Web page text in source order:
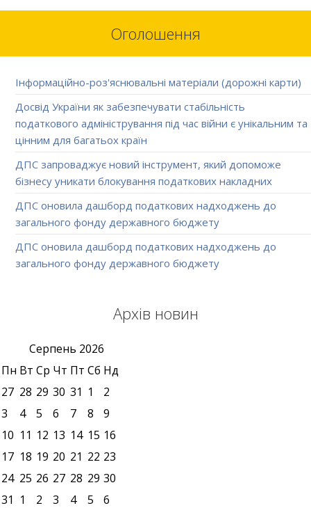
Оголошення
Інформаційно-роз'яснювальні матеріали (дорожні карти)
Досвід України як забезпечувати стабільність
податкового адміністрування під час війни є унікальним та
цінним для багатьох країн
ДПС запроваджує новий інструмент, який допоможе
бізнесу уникати блокування податкових накладних
ДПС оновила дашборд податкових надходжень до
загального фонду державного бюджету
ДПС оновила дашборд податкових надходжень до
загального фонду державного бюджету
Архів новин
Серпень 2026
Пн Вт Ср Чт Пт Сб Нд
27 28 29 30 31 1
2
3
4 5 6 7 8
9
10 11 12 13 14 15 16
17 18 19 20 21 22 23
24 25 26 27 28 29 30
31 1 2 3 4 5 6